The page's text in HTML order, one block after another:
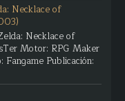
Necklace of
Necklace of
Motor: RPG Maker
Publicación: